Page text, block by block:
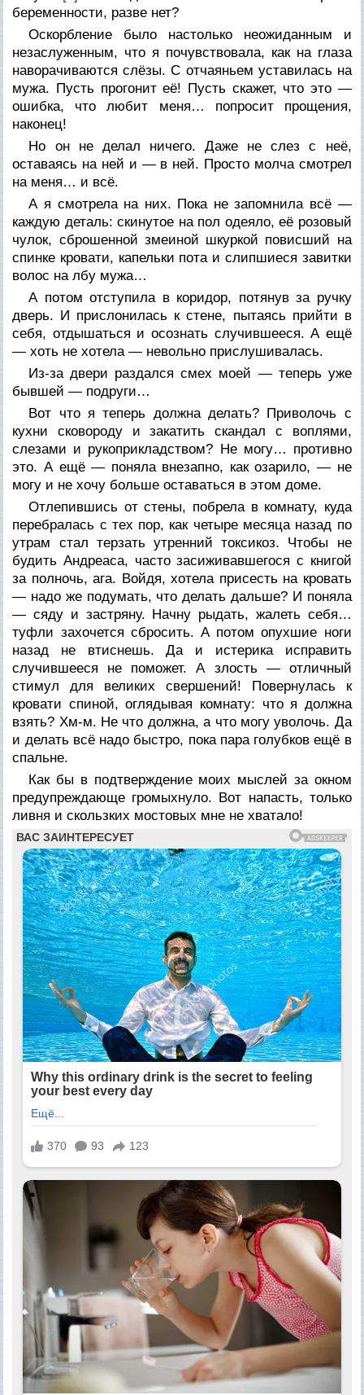
беременности, разве нет?
Оскорбление было настолько неожиданным и
незаслуженным, что я почувствовала, как на глаза
наворачиваются слёзы. С отчаяньем уставилась на
мужа. Пусть прогонит её! Пусть скажет, что это —
ошибка, что любит меня… попросит прощения,
наконец!
Но он не делал ничего. Даже не слез с неё,
оставаясь на ней и — в ней. Просто молча смотрел
на меня… и всё.
А я смотрела на них. Пока не запомнила всё —
каждую деталь: скинутое на пол одеяло, её розовый
чулок, сброшенной змеиной шкуркой повисший на
спинке кровати, капельки пота и слипшиеся завитки
волос на лбу мужа…
А потом отступила в коридор, потянув за ручку
дверь. И прислонилась к стене, пытаясь прийти в
себя, отдышаться и осознать случившееся. А ещё
— хоть не хотела — невольно прислушивалась.
Из-за двери раздался смех моей — теперь уже
бывшей — подруги…
Вот что я теперь должна делать? Приволочь с
кухни сковороду и закатить скандал с воплями,
слезами и рукоприкладством? Не могу… противно
это. А ещё — поняла внезапно, как озарило, — не
могу и не хочу больше оставаться в этом доме.
Отлепившись от стены, побрела в комнату, куда
перебралась с тех пор, как четыре месяца назад по
утрам стал терзать утренний токсикоз. Чтобы не
будить Андреаса, часто засиживавшегося с книгой
за полночь, ага. Войдя, хотела присесть на кровать
— надо же подумать, что делать дальше? И поняла
— сяду и застряну. Начну рыдать, жалеть себя…
туфли захочется сбросить. А потом опухшие ноги
назад не втиснешь. Да и истерика исправить
случившееся не поможет. А злость — отличный
стимул для великих свершений! Повернулась к
кровати спиной, оглядывая комнату: что я должна
взять? Хм-м. Не что должна, а что могу уволочь. Да
и делать всё надо быстро, пока пара голубков ещё в
спальне.
Как бы в подтверждение моих мыслей за окном
предупреждающе громыхнуло. Вот напасть, только
ливня и скользких мостовых мне не хватало!